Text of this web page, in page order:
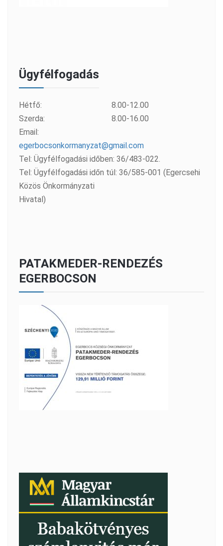
Ügyfélfogadás
Hétfő:
8.00-12.00
Szerda:
8.00-16.00
Email:
egerbocsonkormanyzat@gmail.com
Tel: Ügyfélfogadási időben: 36/483-022.
Tel: Ügyfélfogadási időn túl: 36/585-001 (Egercsehi
Közös Önkormányzati
Hivatal)
PATAKMEDER-RENDEZÉS
EGERBOCSON